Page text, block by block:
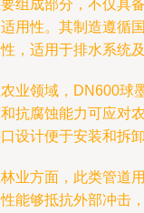
组成部分，不仅具
用性。其制造遵循
，适用于排水系统
业领域，DN600球
抗腐蚀能力可应对
设计便于安装和拆
业方面，此类管道
能够抵抗外部冲击